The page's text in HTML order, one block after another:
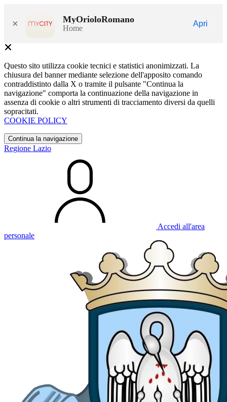
× MyOrioloRomano
Home
Apri
Questo sito utilizza cookie tecnici e statistici anonimizzati. La
chiusura del banner mediante selezione dell'apposito comando
contraddistinto dalla X o tramite il pulsante "Continua la
navigazione" comporta la continuazione della navigazione in
assenza di cookie o altri strumenti di tracciamento diversi da quelli
sopracitati.
COOKIE POLICY
Continua la navigazione
Regione Lazio
Accedi all'area
personale